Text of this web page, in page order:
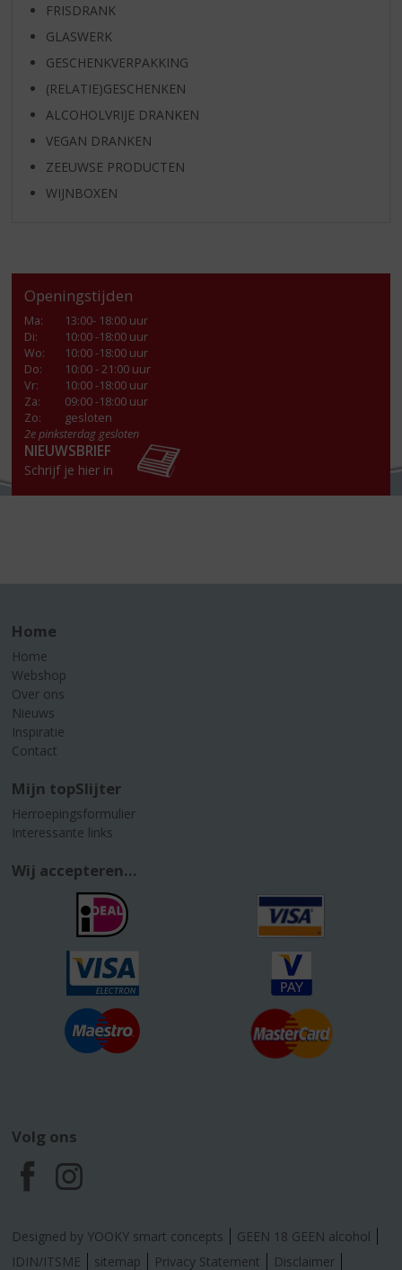
FRISDRANK
GLASWERK
GESCHENKVERPAKKING
(RELATIE)GESCHENKEN
ALCOHOLVRIJE DRANKEN
VEGAN DRANKEN
ZEEUWSE PRODUCTEN
WIJNBOXEN
Openingstijden
Ma:
13:00- 18:00 uur
Di:
10:00 -18:00 uur
Wo:
10:00 -18:00 uur
Do:
10:00 - 21:00 uur
Vr:
10:00 -18:00 uur
Za:
09:00 -18:00 uur
Zo:
gesloten
2e pinksterdag gesloten
NIEUWSBRIEF
Schrijf je hier in
Home
Home
Webshop
Over ons
Nieuws
Inspiratie
Contact
Mijn topSlijter
Herroepingsformulier
Interessante links
Wij accepteren...
Volg ons
F
a
I
n
Designed by YOOKY smart concepts
GEEN 18 GEEN alcohol
IDIN/ITSME
sitemap Privacy Statement Disclaimer